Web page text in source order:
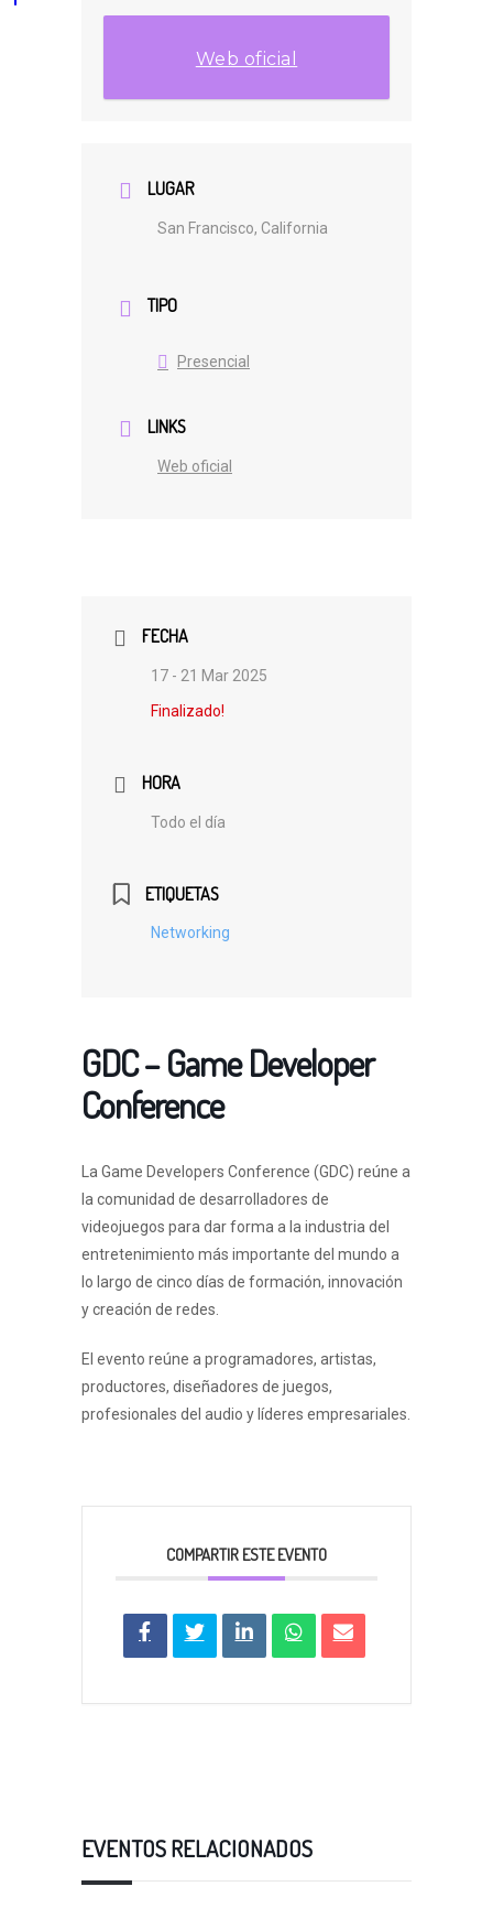
Web oficial
LUGAR
San Francisco, California
TIPO
Presencial
LINKS
Web oficial
FECHA
17 - 21 Mar 2025
Finalizado!
HORA
Todo el día
ETIQUETAS
Networking
GDC – Game Developer
Conference
La Game Developers Conference (GDC) reúne a
la comunidad de desarrolladores de
videojuegos para dar forma a la industria del
entretenimiento más importante del mundo a
lo largo de cinco días de formación, innovación
y creación de redes.
El evento reúne a programadores, artistas,
productores, diseñadores de juegos,
profesionales del audio y líderes empresariales.
COMPARTIR ESTE EVENTO
EVENTOS RELACIONADOS